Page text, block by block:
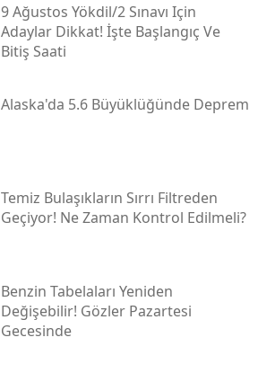
9 Ağustos Yökdi̇l/2 Sınavı Için
Adaylar Dikkat! İşte Başlangıç Ve
Bitiş Saati
Alaska'da 5.6 Büyüklüğünde Deprem
Temiz Bulaşıkların Sırrı Filtreden
Geçiyor! Ne Zaman Kontrol Edilmeli?
Benzin Tabelaları Yeniden
Değişebilir! Gözler Pazartesi
Gecesinde